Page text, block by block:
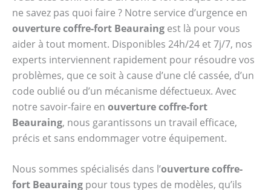
ne savez pas quoi faire ? Notre service d’urgence en
ouverture coffre-fort Beauraing est là pour vous
aider à tout moment. Disponibles 24h/24 et 7j/7, nos
experts interviennent rapidement pour résoudre vos
problèmes, que ce soit à cause d’une clé cassée, d’un
code oublié ou d’un mécanisme défectueux. Avec
notre savoir-faire en ouverture coffre-fort
Beauraing, nous garantissons un travail efficace,
précis et sans endommager votre équipement.
Nous sommes spécialisés dans l’ouverture coffre-
fort Beauraing pour tous types de modèles, qu’ils